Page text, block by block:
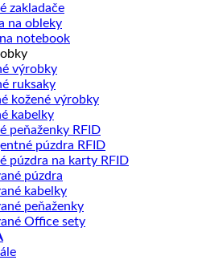
zakladače
na obleky
notebook
výrobky
ruksaky
kožené výrobky
kabelky
peňaženky RFID
púzdra RFID
púzdra na karty RFID
púzdra
kabelky
peňaženky
Office sety